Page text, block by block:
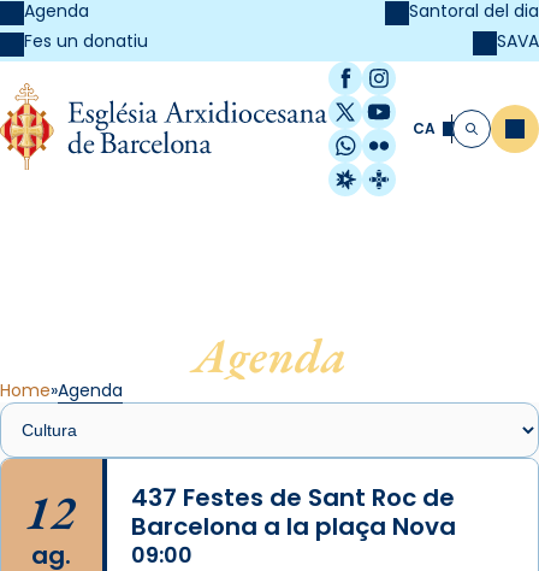
Agenda
Fes un donatiu
Santoral del dia
SAVA
Facebook
Instagram
X / Twitter
YouTube
WhatsApp
Flickr
Radio Estel
Catalunya
CA Cerca
Agenda
Home Agenda
12
ag.
437 Festes de Sant Roc de
Barcelona a la plaça Nova
09:00